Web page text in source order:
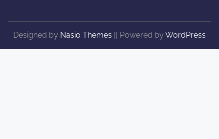
Designed by Nasio Themes || Powered by WordPress